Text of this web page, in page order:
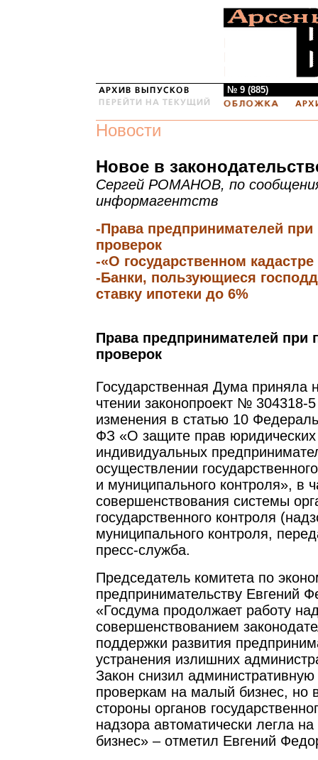
№ 9 (885)
Новости
Новое в
Сергей РОМАНОВ, по
информагентств
-Права предпринимателей при
проверок
-«О государственном
-Банки, пользующиеся
ставку ипотеки до 6%
Права предпринимателей при
проверок
Государственная Дума приняла
чтении законопроект № 304318-
изменения в статью 10
ФЗ «О защите прав
индивидуальных
осуществлении
и муниципального контроля», в
совершенствования системы
государственного контроля
муниципального контроля,
пресс-служба.
Председатель комитета по
предпринимательству Евгений
«Госдума продолжает работу
совершенствованием
поддержки развития
устранения излишних
Закон снизил административную
проверкам на малый бизнес, но
стороны органов
надзора автоматически легла
бизнес» – отметил Евгений